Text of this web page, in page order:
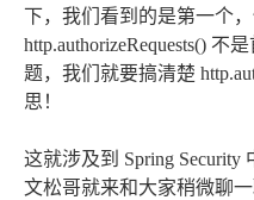
下，我们看到的是第一个
http.authorizeRequests() 不
题，我们就要搞清楚
思！
这就涉及到 Spring
文松哥就来和大家稍微聊一